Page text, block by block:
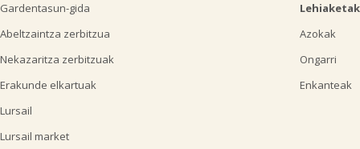
Gardentasun-gida
Abeltzaintza zerbitzua
Nekazaritza zerbitzuak
Erakunde elkartuak
Lursail
Lursail market
Lehiaketak
Azokak
Ongarri
Enkanteak